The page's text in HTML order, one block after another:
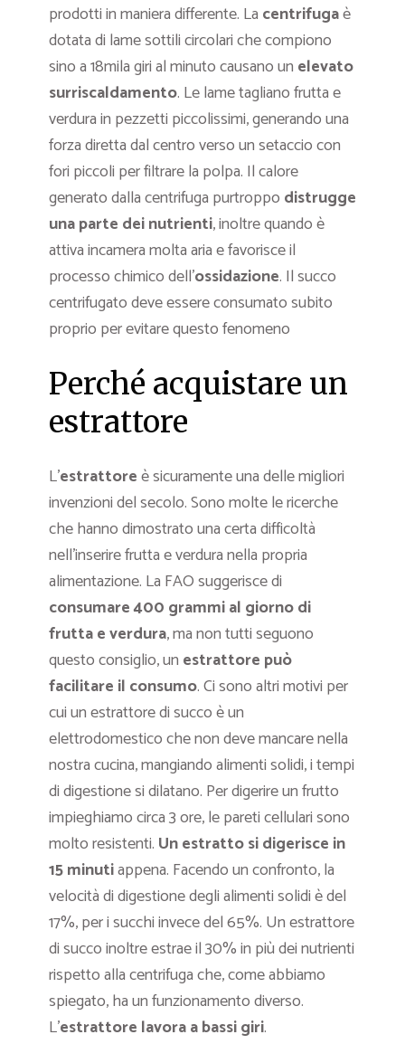
prodotti in maniera differente. La centrifugaè
dotata di lame sottili circolari che compiono
sino a 18mila giri al minuto causano un elevato
surriscaldamento. Le lame tagliano frutta e
verdura in pezzetti piccolissimi, generando una
forza diretta dal centro verso un setaccio con
fori piccoli per filtrare la polpa. Il calore
generato dalla centrifuga purtroppo distrugge
una parte dei nutrienti, inoltre quando è
attiva incamera molta aria e favorisce il
processo chimico dell’ossidazione. Il succo
centrifugato deve essere consumato subito
proprio per evitare questo fenomeno
Perché acquistare un
estrattore
L’estrattoreè sicuramente una delle migliori
invenzioni del secolo. Sono molte le ricerche
che hanno dimostrato una certa difficoltà
nell’inserire frutta e verdura nella propria
alimentazione. La FAO suggerisce di
consumare 400 grammi al giorno di
frutta e verdura, ma non tutti seguono
questo consiglio, un estrattore può
facilitare il consumo. Ci sono altri motivi per
cui un estrattore di succo è un
elettrodomestico che non deve mancare nella
nostra cucina, mangiando alimenti solidi, i tempi
di digestione si dilatano. Per digerire un frutto
impieghiamo circa 3 ore, le pareti cellulari sono
molto resistenti. Un estratto si digerisce in
15 minutiappena. Facendo un confronto, la
velocità di digestione degli alimenti solidi è del
17%, per i succhi invece del 65%. Un estrattore
di succo inoltre estrae il 30% in più dei nutrienti
rispetto alla centrifuga che, come abbiamo
spiegato, ha un funzionamento diverso.
L’estrattore lavora a bassi giri.